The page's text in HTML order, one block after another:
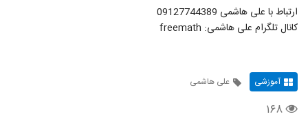
ارتباط با علی هاشمی 09127744389
کانال تلگرام علی هاشمی: freemath
آموزشی علی هاشمی
۱۶۸